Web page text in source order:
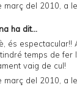
març del 2010, a
ha dit...
és espectacular!!
temps de fer
vaig de cul!
març del 2010, a